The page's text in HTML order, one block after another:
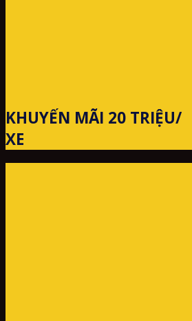
KHUYẾN MÃI 20 TRIỆU/
XE